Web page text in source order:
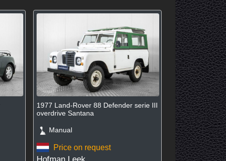
1977 Land-Rover 88 Defender serie III
overdrive Santana
Manual
Price on request